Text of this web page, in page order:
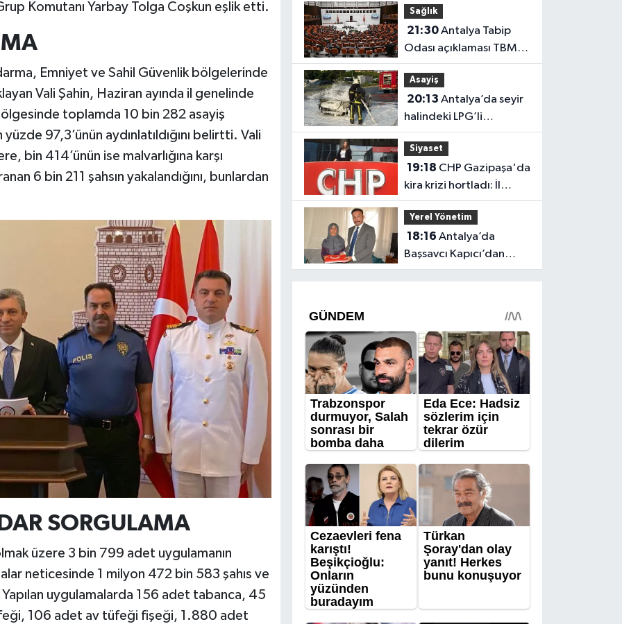
Komutanı Yarbay Tolga Coşkun eşlik etti.
Emniyet ve Sahil Güvenlik bölgelerinde
Vali Şahin, Haziran ayında il genelinde
toplamda 10 bin 282 asayiş
97,3’ünün aydınlatıldığını belirtti. Vali
bin 414’ünün ise malvarlığına karşı
6 bin 211 şahsın yakalandığını, bunlardan
SORGULAMA
üzere 3 bin 799 adet uygulamanın
neticesinde 1 milyon 472 bin 583 şahıs ve
uygulamalarda 156 adet tabanca, 45
106 adet av tüfeği fişeği, 1.880 adet
güçlendi
Sağlık
21:30Antalya Tabip
Odası açıklaması TBMM
gündeminde
Asayiş
20:13
halindeki LPG’li
otomobil alev aldı: 4
yaralı
Siyaset
19:18
kira krizi hortladı: İl
Başkanlığı mahkemeye
gitti
Yerel Yönetim
18:16
Başsavcı Kapıcı’dan
şehit annesi Aysel